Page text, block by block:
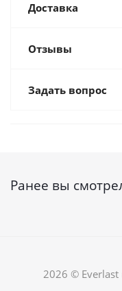
Доставка
Отзывы
Задать вопрос
Ранее вы
2026 © Everlast